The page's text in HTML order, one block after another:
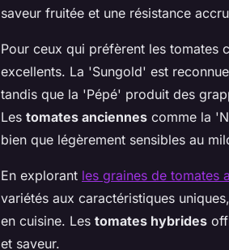
saveur fruitée et une résistance
Pour ceux qui préfèrent les tomates
excellents. La 'Sungold' est
tandis que la 'Pépé' produit des
Les tomates anciennes comme la
bien que légèrement sensibles au
En explorant les graines de tomates
variétés aux caractéristiques
en cuisine. Les tomates hybrides
et saveur.